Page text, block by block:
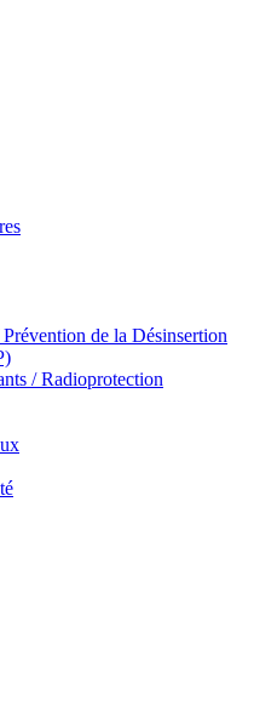
de la Désinsertion
/ Radioprotection